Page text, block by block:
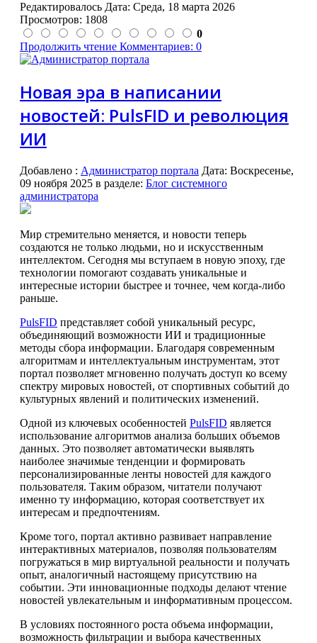
Редактировалось Дата: Среда, 18 марта 2026
Просмотров: 1808
0
Продолжить чтение Комментариев: 0
Новая эра в написании
новостей: PulsFID и революция
ИИ
Добавлено : Администратор портала Дата: Воскресенье,
09 ноября 2025 в разделе: Блог системного
администратора
Мир стремительно меняется, и новости теперь
создаются не только людьми, но и искусственным
интеллектом. Сегодня мы вступаем в новую эпоху, где
технологии помогают создавать уникальные и
интересные истории быстрее и точнее, чем когда-либо
раньше.
PulsFID представляет собой уникальный ресурс,
объединяющий возможности ИИ и традиционные
методы сбора информации. Благодаря современным
алгоритмам и интеллектуальным инструментам, этот
портал позволяет мгновенно получать доступ ко всему
спектру мировых новостей, от спортивных событий до
культурных явлений и политических изменений.
Одной из ключевых особенностей PulsFID является
использование алгоритмов анализа больших объемов
данных. Это позволяет автоматически выявлять
наиболее значимые тенденции и формировать
персонализированные ленты новостей для каждого
пользователя. Таким образом, читатели получают
именно ту информацию, которая соответствует их
интересам и предпочтениям.
Кроме того, портал активно развивает направление
интерактивных материалов, позволяя пользователям
погружаться в мир виртуальной реальности и получать
опыт, аналогичный настоящему присутствию на
событии. Эти инновационные подходы делают чтение
новостей увлекательным и информативным процессом.
В условиях постоянного роста объема информации,
возможность фильтрации и выбора качественных